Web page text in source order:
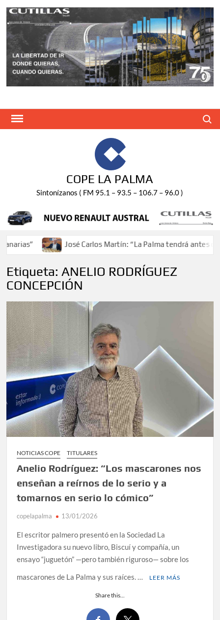
Saltar
contenido
COPE LA PALMA
Sintonízanos ( FM 95.1 – 93.5 – 106.7 – 96.0 )
José Carlos Martín: “La Palma tendrá antes de
Etiqueta: ANELIO RODRÍGUEZ
CONCEPCIÓN
NOTICIAS COPE TITULARES
Anelio Rodríguez: “Los mascarones nos
enseñan a reírnos de lo serio y a
tomarnos en serio lo cómico”
copelapalma 13/01/2026
El escritor palmero presentó en la Sociedad La
Investigadora su nuevo libro, Biscuí y compañía, un
ensayo “juguetón” —pero también riguroso— sobre los
mascarones de La Palma y sus raíces. …
LEER MÁS
Share this...